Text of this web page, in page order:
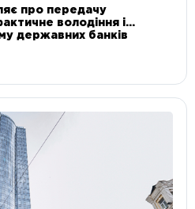
про передачу
володіння і
державних банків